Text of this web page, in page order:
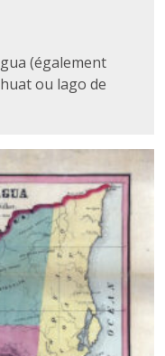
(également
ou lago de